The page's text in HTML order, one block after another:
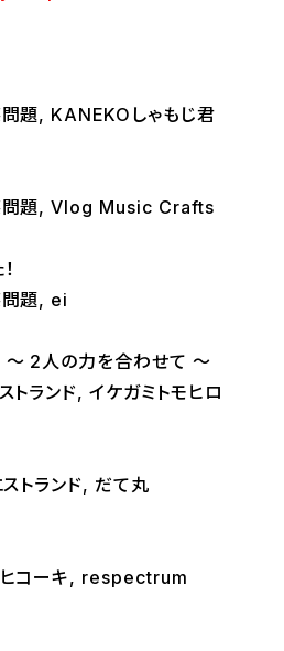
問題, KANEKOしゃもじ君
問題, Vlog Music Crafts
問題, ei
～ 2人の力を合わせて ～
トランド, イケガミトモヒロ
ストランド, だて丸
ヒコーキ, respectrum